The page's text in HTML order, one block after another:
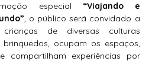
especial “Viajando e
, o público será convidado a
de diversas culturas
brinquedos, ocupam os espaços,
compartilham experiências por